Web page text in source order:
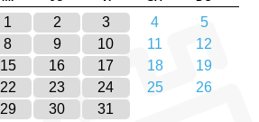
1 2 3 4
5
8 9 10 11
12
15 16 17 18
19
22 23 24 25
26
29 30 31